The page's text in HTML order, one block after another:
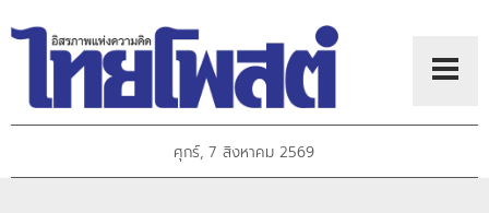
ศุกร์, 7 สิงหาคม 2569